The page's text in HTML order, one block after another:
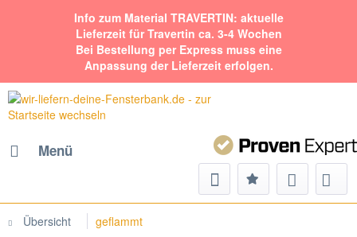
Info zum Material TRAVERTIN: aktuelle
Lieferzeit für Travertin ca. 3-4 Wochen
Bei Bestellung per Express muss eine
Anpassung der Lieferzeit erfolgen.
Menü
Übersicht geflammt